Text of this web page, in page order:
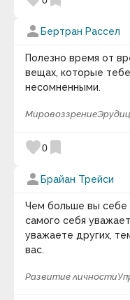
person Бертран Рассел
Полезно время от
вещах, которые
несомненными.
Мировоззрение
favorite0 bookmark
person Брайан Трейси
Чем больше вы себе
самого себя
уважаете других,
вас.
Развитие личности
определённого
антропогенные
случаях вымирания
короткий
вымирания.
Часовая Версия).
Фотография дня
Те, кто с детства